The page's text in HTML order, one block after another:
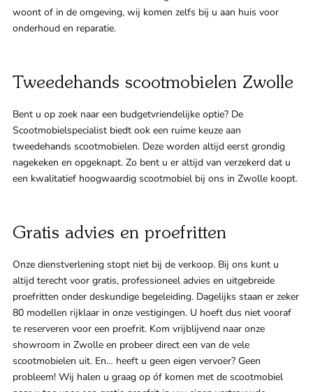
woont of in de omgeving, wij komen zelfs bij u aan huis voor
onderhoud en reparatie.
Tweedehands scootmobielen Zwolle
Bent u op zoek naar een budgetvriendelijke optie? De
Scootmobielspecialist biedt ook een ruime keuze aan
tweedehands scootmobielen. Deze worden altijd eerst grondig
nagekeken en opgeknapt. Zo bent u er altijd van verzekerd dat u
een kwalitatief hoogwaardig scootmobiel bij ons in Zwolle koopt.
Gratis advies en proefritten
Onze dienstverlening stopt niet bij de verkoop. Bij ons kunt u
altijd terecht voor gratis, professioneel advies en uitgebreide
proefritten onder deskundige begeleiding. Dagelijks staan er zeker
80 modellen rijklaar in onze vestigingen. U hoeft dus niet vooraf
te reserveren voor een proefrit. Kom vrijblijvend naar onze
showroom in Zwolle en probeer direct een van de vele
scootmobielen uit. En… heeft u geen eigen vervoer? Geen
probleem! Wij halen u graag op óf komen met de scootmobiel